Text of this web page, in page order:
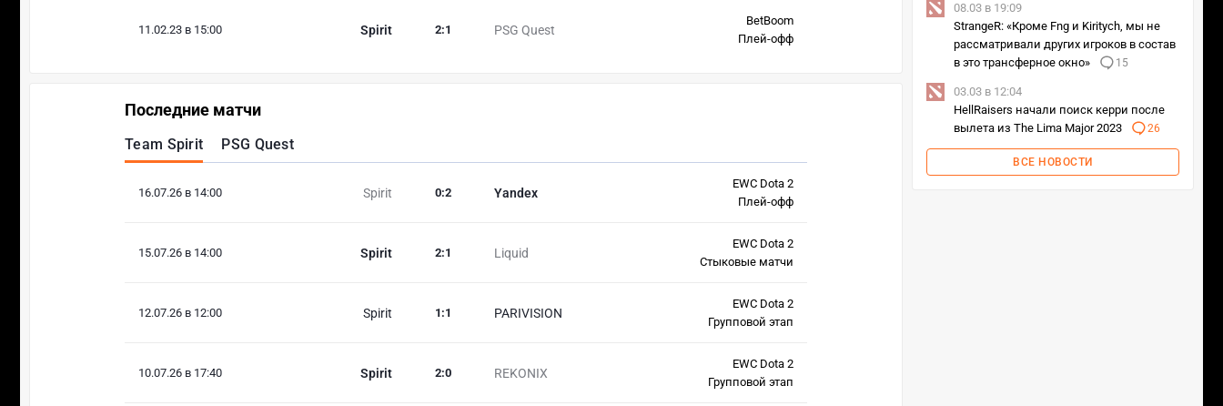
11.02.23 в 15:00 Spirit PSG Quest
2:1
BetBoom
Плей-офф
Последние матчи
Team Spirit PSG Quest
16.07.26 в 14:00 Spirit Yandex
0:2
EWC Dota 2
Плей-офф
15.07.26 в 14:00 Spirit Liquid
2:1
EWC Dota 2
Стыковые матчи
12.07.26 в 12:00 Spirit PARIVISION
1 :1
EWC Dota 2
Групповой этап
10.07.26 в 17:40 Spirit REKONIX
2:0
EWC Dota 2
Групповой этап
08.03 в 19:09
StrangeR: «Кроме Fng и Kiritych, мы не
рассматривали других игроков в состав
в это трансферное окно»
15
03.03 в 12:04
HellRaisers начали поиск керри после
вылета из The Lima Major 2023
26
ВСЕ НОВОСТИ